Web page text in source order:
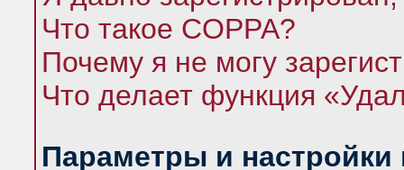
Что такое COPPA?
Почему я не могу
Что делает функция
Параметры и настройки